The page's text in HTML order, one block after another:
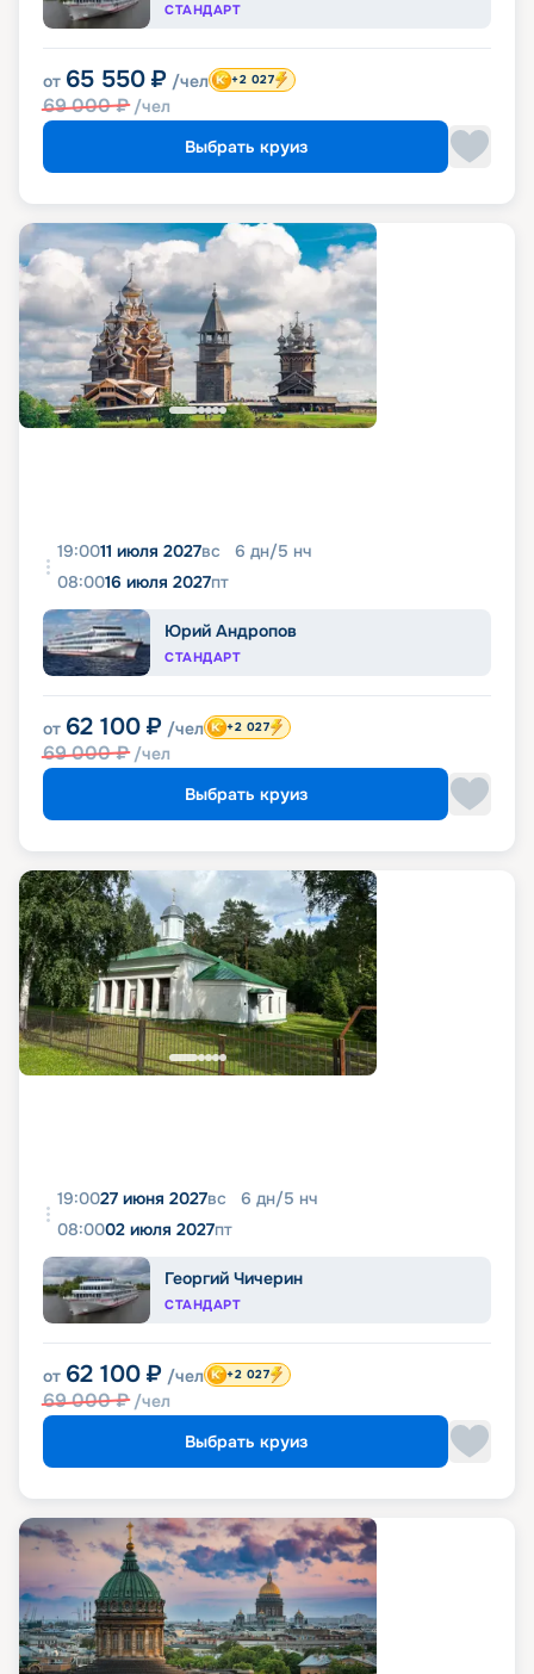
СТАНДАРТ
от 65 550 ₽ /чел
69 000₽ /чел
+2 027
Выбрать круиз
19:0011 июля 2027вс 6 дн/5 нч
08:0016 июля 2027пт
Юрий Андропов
СТАНДАРТ
от 62 100 ₽ /чел
69 000₽ /чел
+2 027
Выбрать круиз
19:0027 июня 2027вс 6 дн/5 нч
08:0002 июля 2027пт
Георгий Чичерин
СТАНДАРТ
от 62 100 ₽ /чел
69 000₽ /чел
+2 027
Выбрать круиз